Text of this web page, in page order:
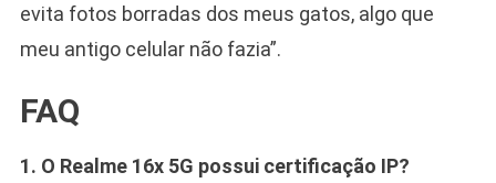
evita fotos borradas dos meus gatos, algo que
meu antigo celular não fazia”.
FAQ
1. O Realme 16x 5G possui certificação IP?